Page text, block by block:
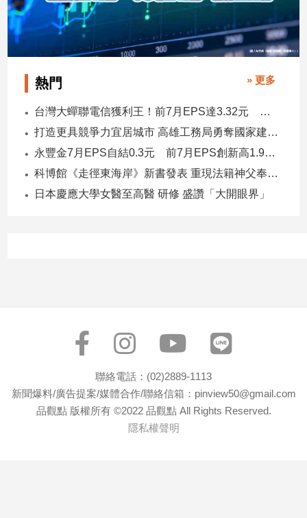
音
專
區
熱門 » 更多
台灣大蟬聯電信獲利王！前7月EPS達3.32元 中華電3.11、遠傳2.46元
打造更具競爭力宜居城市 高雄工務局勇奪國家建築界9大獎
永豐金7月EPS自結0.3元 前7月EPS創新高1.96元！
科博館《走徑東海岸》新書發表 重現法籍神父奉獻足跡與歷史日記
日本慶應大學女醫至高醫 研修 盛讚「大開眼界」
聯絡電話：(02)2889-1113
新聞爆料/廣告提案/媒體合作/聯絡信箱：pinview50@gmail.com
品觀點 版權所有 ©2022 品觀點 All Rights Reserved.
隱私權聲明